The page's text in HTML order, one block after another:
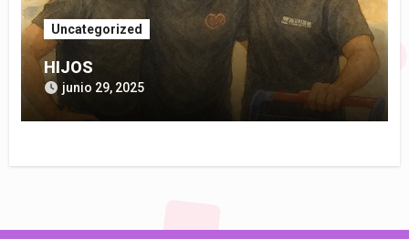
Uncategorized
HIJOS
junio 29, 2025